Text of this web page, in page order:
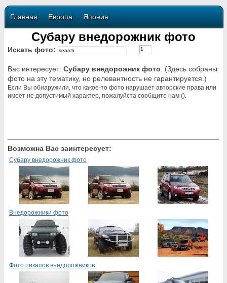
Главная Европа Япония
Субару внедорожник фото
Искать фото:
Вас интересует: Субару внедорожник фото . (Здесь собраны
фото на эту тематику, но релевантность не гарантируется.)
Если Вы обнаружили, что какое-то фото нарушает авторские права или
имеет не допустимый характер, пожалуйста сообщите нам ().
Возможна Вас заинтересует:
Субару внедорожник фото
Внедорожники фото
Фото пикапов внедорожников